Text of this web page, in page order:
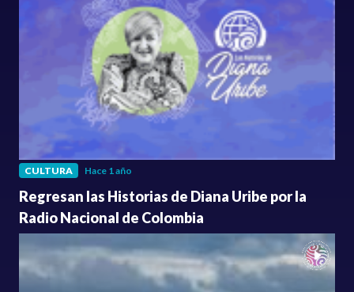
CULTURA Hace 1 año
Regresan las Historias de Diana Uribe por la
Radio Nacional de Colombia